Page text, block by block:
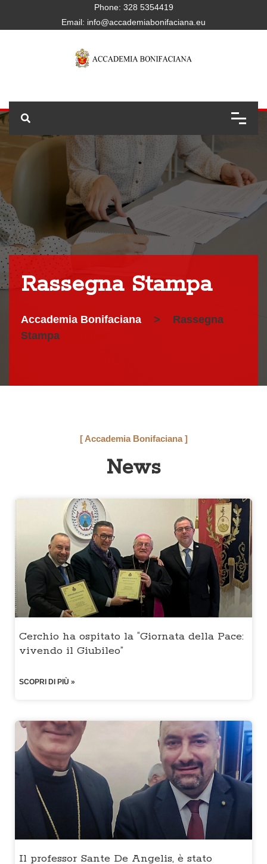
Phone: 328 5354419
Email: info@accademiabonifaciana.eu
Rassegna Stampa
Accademia Bonifaciana >
Rassegna
Stampa
[ Accademia Bonifaciana ]
News
Cerchio ha ospitato la “Giornata della Pace:
vivendo il Giubileo”
SCOPRI DI PIÙ »
Il professor Sante De Angelis, è stato